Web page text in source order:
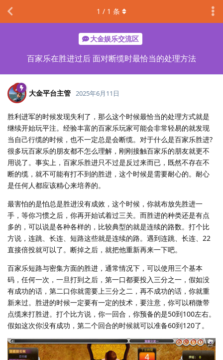
大金娱乐交流区
百家乐在胜进过后 面对断缆时最恰当的处理方法
1 / 1 条
大金平台主管 2025年6月11日
胜利进军的时候发现失利了，那么这个时候最恰当的处理方式就是
继续开始玩平注。经验丰富的百家乐玩家可能会非常轻易的就发现
当自己行缆的时候，也不一定总是会断缆。对于什么是百家乐胜进?
很多玩百家乐的朋友都不怎么理解，刚刚接触百家乐的朋友就更不
用说了。事实上，百家乐胜进只不过是反过来而已，既然不存在不
断的缆，就不可能有打不到的胜进，这个时候是需要耐心的。耐心
是任何人都应该精心来培养的。
最害怕的是怕总是胜进没有成效，这个时候，你就布放先胜进一
手，等你习惯之后，你再开始试着过三关。而胜进的种类还是有点
多的，可以说是各种各样的，比较典型的就是连续的路数。打个比
方说，连跳、长连、短路这些就是连续的路。遇到连跳、长连、22
直接倍投就可以了。断掉之后，就把他重新再来一下吧。
百家乐短路与密集方面的胜进，通常情况下，可以使用三个基本
码，任何一次，一旦打到之后，第一口都要投入三分之一，假如没
有成功的话，第二口你就需要上三分之二，再不成功的话，你就重
新来过。胜进的时候一定要有一定的技术，要注意，你可以稍微带
点缆来打胜进。打个比方说，你一回合，你预备的是50到100左右。
假如这次你没有成功，第二个回合的时候就可以准备60到120了。